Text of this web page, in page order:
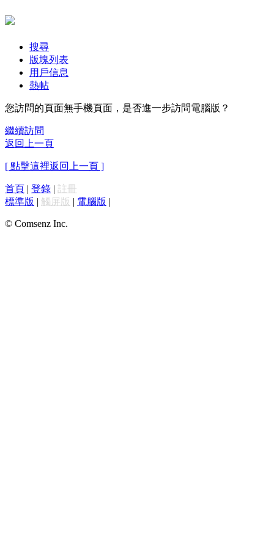
搜尋
版塊列表
用戶信息
熱帖
您訪問的頁面無手機頁面，是否進一步訪問電腦版？
繼續訪問
返回上一頁
[ 點擊這裡返回上一頁 ]
首頁 | 登錄 | 註冊
標準版 | 觸屏版 | 電腦版 |
© Comsenz Inc.